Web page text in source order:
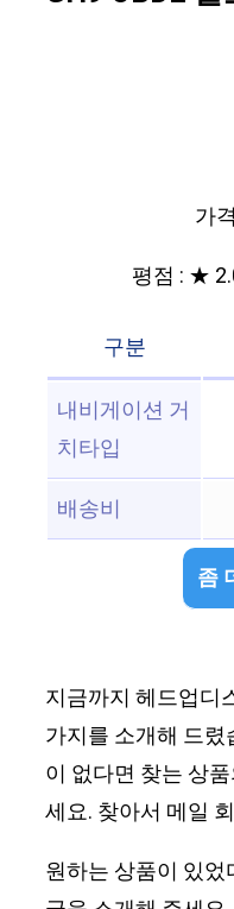
가
평점 : ★
구분
내비게이션 거
치타입
배송비
좀
지금까지 헤드업디
가지를 소개해 드
이 없다면 찾는 상
세요. 찾아서 메일
원하는 상품이 있